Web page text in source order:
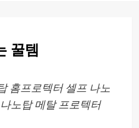
꿀템
홈프로텍터 셀프 나노
노탑 메탈 프로텍터